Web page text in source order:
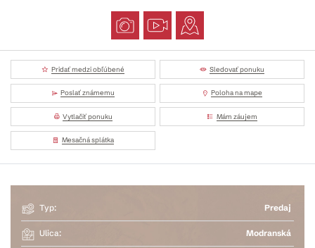
Pridať medzi obľúbené Sledovať ponuku
Poslať známemu Poloha na mape
Vytlačiť ponuku Mám záujem
Mesačná splátka
Typ: Predaj
Ulica: Modranská